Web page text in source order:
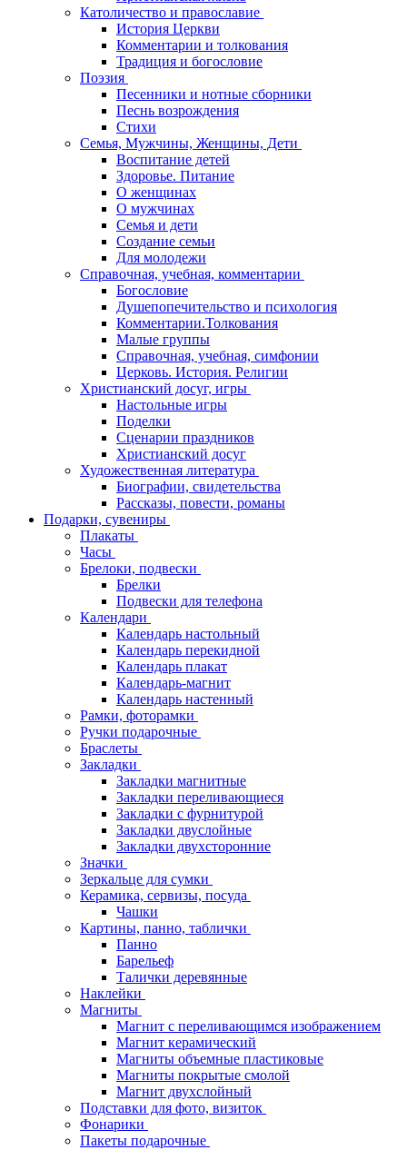
Католичество и православие
История Церкви
Комментарии и толкования
Традиция и богословие
Поэзия
Песенники и нотные сборники
Песнь возрождения
Стихи
Семья, Мужчины, Женщины, Дети
Воспитание детей
Здоровье. Питание
О женщинах
О мужчинах
Семья и дети
Создание семьи
Для молодежи
Справочная, учебная, комментарии
Богословие
Душепопечительство и психология
Комментарии.Толкования
Малые группы
Справочная, учебная, симфонии
Церковь. История. Религии
Христианский досуг, игры
Настольные игры
Поделки
Сценарии праздников
Христианский досуг
Художественная литература
Биографии, свидетельства
Рассказы, повести, романы
Подарки, сувениры
Плакаты
Часы
Брелоки, подвески
Брелки
Подвески для телефона
Календари
Календарь настольный
Календарь перекидной
Календарь плакат
Календарь-магнит
Календарь настенный
Рамки, фоторамки
Ручки подарочные
Браслеты
Закладки
Закладки магнитные
Закладки переливающиеся
Закладки с фурнитурой
Закладки двуслойные
Закладки двухсторонние
Значки
Зеркальце для сумки
Керамика, сервизы, посуда
Чашки
Картины, панно, таблички
Панно
Барельеф
Талички деревянные
Наклейки
Магниты
Магнит с переливающимся изображением
Магнит керамический
Магниты объемные пластиковые
Магниты покрытые смолой
Магнит двухслойный
Подставки для фото, визиток
Фонарики
Пакеты подарочные